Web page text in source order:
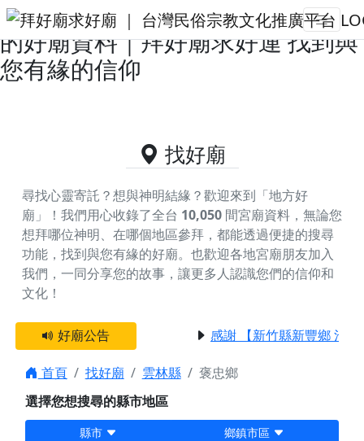
雲林縣褒忠鄉主神為五府千歲王爺
的好廟資料｜拜好廟求好運 找到與
您有緣的信仰
找好廟
尋找心靈寄託？想與神明結緣？歡迎來到「地方好
廟」！我們用心收錄了全台 10,050 間宮廟資料，無論您
想拜哪位神明、在哪個地區參拜，都能透過便捷的搜尋
功能，找到與您有緣的好廟。 也歡迎各地宮廟朋友加入
我們，一同分享您的故事，讓更多人認識您們的信仰和
文化！
好廟公告 感謝 【新竹縣新豐鄉 池
首頁 找好廟 雲林縣
褒忠鄉
選擇您想搜尋的縣市地區
縣市 鄉鎮市區